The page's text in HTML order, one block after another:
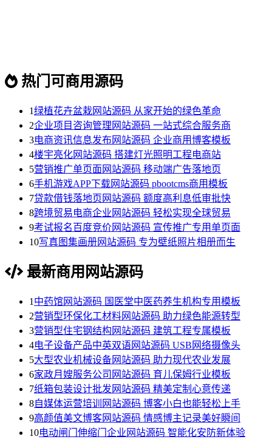
热门可商用源码
1绿植花卉盆栽网站源码 从家开始的绿色革命
2企业项目咨询管理网站源码 一站式综合服务商
3电商资讯信息发布网站源码 企业商用博客模板
4楼宇亮化网站源码 搭建灯光照明工程电商站
5营销推广单页面网站源码 移动端广告落地页
6手机游戏APP下载网站源码 pbootcms商用模板
7贷款借钱落地页网站源码 额度高利息低审批快
8跨境贸易电商企业网站源码 轻松实现全球贸易
9考试报名百度竞价网站源码 宣传推广专用单页面
10写真图集画册网站源码 专为壁纸照片相册而生
最新商用网站源码
1 中药馆网站源码 国医堂中医药养生机构专用模板
2营销型环保化工材料网站源码 助力绿色能源转型
3营销型住宅钢结构网站源码 建筑工程专属模板
4电子设备产品中英双语网站源码 USB网络摄像头
5大型农业机械设备网站源码 助力现代农业发展
6家政月嫂服务公司网站源码 育儿保姆行业模板
7纸箱包装设计批发网站源码 精美定制心意传递
8自媒体运营培训网站源码 博客小白也能轻松上手
9高颜值美文博客网站源码 情感博主记录美好瞬间
10电动闸门伸缩门企业网站源码 智能化安防新体验